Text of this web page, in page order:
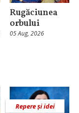
Rugăciunea
orbului
05 Aug, 2026
Repere și idei